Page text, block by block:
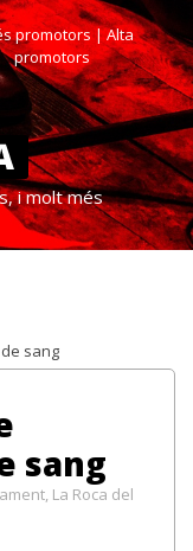
promotors| Alta
promotors
i molt més
sang
sang
La Roca del